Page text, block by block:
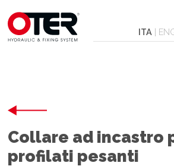
ITA |
Collare ad incastro
profilati pesanti